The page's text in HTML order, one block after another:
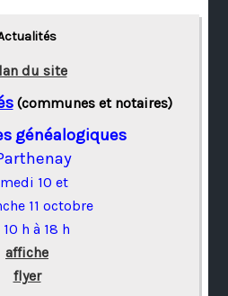
du site
(communes et notaires)
généalogiques
10 et
11 octobre
h à 18 h
affiche
flyer